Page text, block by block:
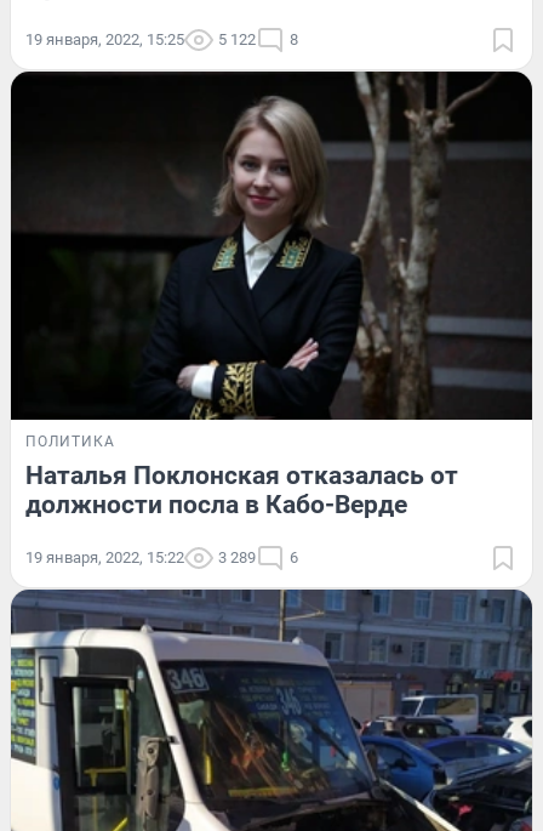
19 января, 2022, 15:25 5 122 8
ПОЛИТИКА
Наталья Поклонская отказалась от
должности посла в Кабо-Верде
19 января, 2022, 15:22 3 289 6